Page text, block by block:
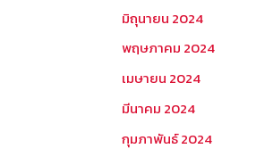
มิถุนายน 2024
พฤษภาคม 2024
เมษายน 2024
มีนาคม 2024
กุมภาพันธ์ 2024